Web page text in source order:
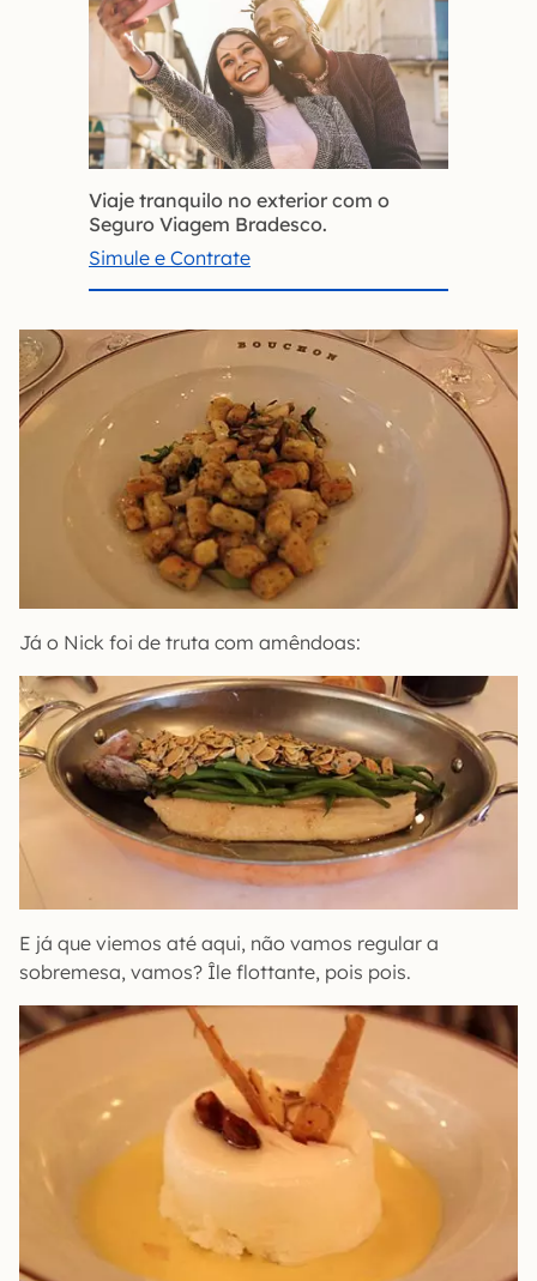
Viaje tranquilo no exterior com o
Seguro Viagem Bradesco.
Simule e Contrate
Já o Nick foi de truta com amêndoas:
E já que viemos até aqui, não vamos regular a
sobremesa, vamos? Île flottante, pois pois.